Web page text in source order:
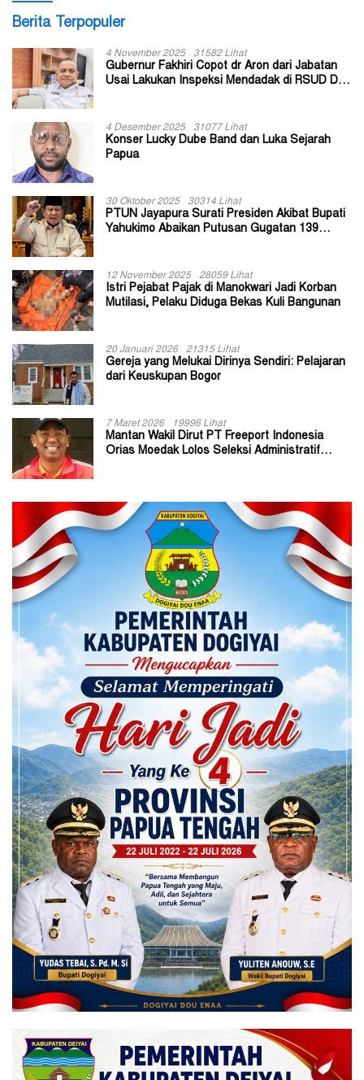
Berita Terpopuler
4 November 2025 31582 Lihat
Gubernur Fakhiri Copot dr Aron dari Jabatan
Usai Lakukan Inspeksi Mendadak di RSUD Dok
4 Desember 2025 31077 Lihat
Konser Lucky Dube Band dan Luka Sejarah
Papua
30 Oktober 2025 30314 Lihat
PTUN Jayapura Surati Presiden Akibat Bupati
Yahukimo Abaikan Putusan Gugatan 139
12 November 2025 28059 Lihat
Istri Pejabat Pajak di Manokwari Jadi Korban
Mutilasi, Pelaku Diduga Bekas Kuli Bangunan
20 Januari 2026 21315 Lihat
Gereja yang Melukai Dirinya Sendiri: Pelajaran
dari Keuskupan Bogor
7 Maret 2026 19996 Lihat
Mantan Wakil Dirut PT Freeport Indonesia
Orias Moedak Lolos Seleksi Administratif